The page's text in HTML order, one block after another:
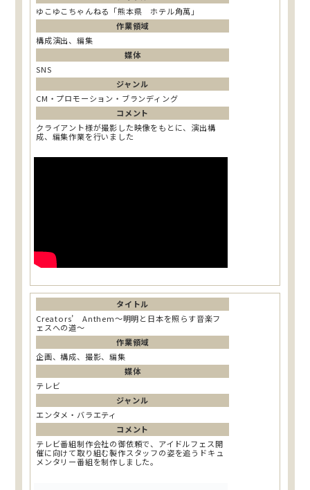
ゆこゆこちゃんねる「熊本県 ホテル角萬」
作業領域
構成演出、編集
媒体
SNS
ジャンル
CM・プロモーション・ブランディング
コメント
クライアント様が撮影した映像をもとに、演出構
成、編集作業を行いました
タイトル
Creators’ Anthem〜明明と日本を照らす音楽フ
ェスへの道〜
作業領域
企画、構成、撮影、編集
媒体
テレビ
ジャンル
エンタメ・バラエティ
コメント
テレビ番組制作会社の御依頼で、アイドルフェス開
催に向けて取り組む製作スタッフの姿を追うドキュ
メンタリー番組を制作しました。